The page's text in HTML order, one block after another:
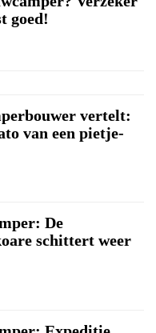
goed!
vertelt:
van een pietje-
De
schittert weer